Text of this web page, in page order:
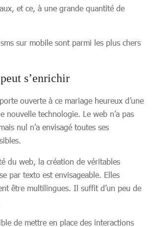
et ce, à une grande quantité de
sur mobile sont parmi les plus chers
s’enrichir
ouverte à ce mariage heureux d’une
nouvelle technologie. Le web n’a pas
nul n’a envisagé toutes ses
du web, la création de véritables
par texto est envisageable. Elles
être multilingues. Il suffit d’un peu de
de mettre en place des interactions